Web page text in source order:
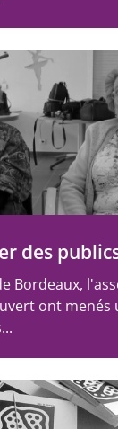
des
Bordeaux,
ont menés